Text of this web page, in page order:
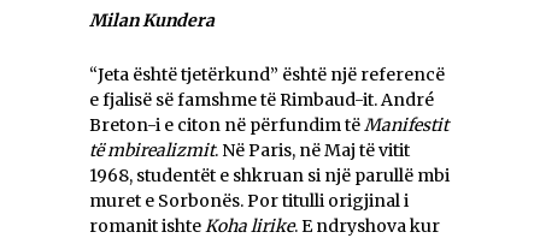
Milan Kundera
“Jeta është tjetërkund” është një referencë
e fjalisë së famshme të Rimbaud-it. André
Breton-i e citon në përfundim tëManifestit
të mbirealizmit. Në Paris, në Maj të vitit
1968, studentët e shkruan si një parullë mbi
muret e Sorbonës. Por titulli origjinal i
romanit ishteKoha lirike. E ndryshova kur